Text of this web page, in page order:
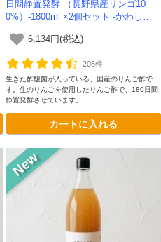
日間静置発酵 （長野県産リンゴ10
0%）-1800ml ×2個セット -かわしま
6,134円(税込)
208件
生きた酢酸菌が入っている、国産のりんご酢で
す。生のりんごを使用したりんご酢で、180日間
静置発酵させています。
カートに入れる